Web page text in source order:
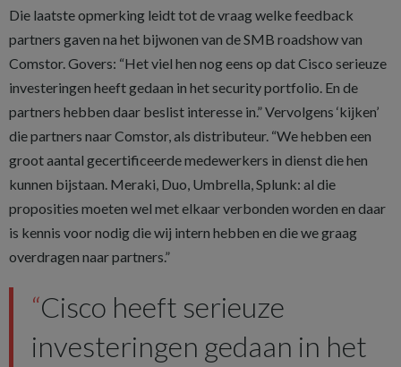
Die laatste opmerking leidt tot de vraag welke feedback
partners gaven na het bijwonen van de SMB roadshow van
Comstor. Govers: “Het viel hen nog eens op dat Cisco serieuze
investeringen heeft gedaan in het security portfolio. En de
partners hebben daar beslist interesse in.” Vervolgens ‘kijken’
die partners naar Comstor, als distributeur. “We hebben een
groot aantal gecertificeerde medewerkers in dienst die hen
kunnen bijstaan. Meraki, Duo, Umbrella, Splunk: al die
proposities moeten wel met elkaar verbonden worden en daar
is kennis voor nodig die wij intern hebben en die we graag
overdragen naar partners.”
Cisco heeft serieuze
investeringen gedaan in het